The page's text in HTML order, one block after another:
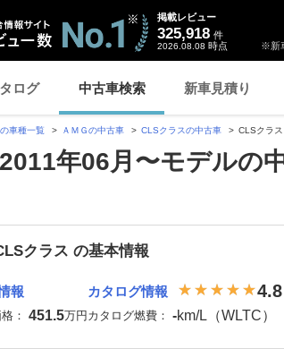
※新
掲載レビュー
325,918 件
2026.08.08 時点
ログ 中古車検索 新車見積り
車種一覧 ＡＭＧの中古車 CLSクラスの中古車 CLSクラ
年06月〜モデルの
クラス の基本情報
報
： 451.5万円
カタログ情報 4.8
カタログ燃費： -km/L（WLTC）